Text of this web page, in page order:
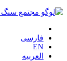
فارسی
EN
العربیه